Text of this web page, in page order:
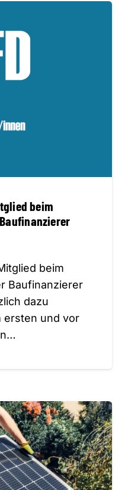
beim
beim
Baufinanzierer
dazu
ersten und vor